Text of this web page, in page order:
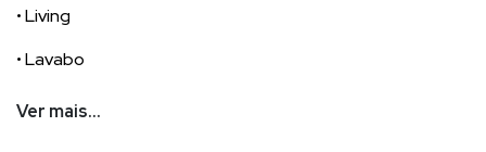
• Living
• Lavabo
• Acabamento em gesso
Ver mais...